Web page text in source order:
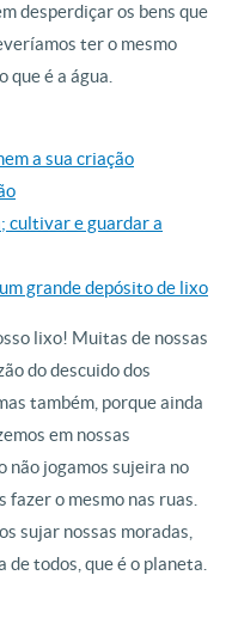
desperdiçar os bens que
ter o mesmo
que é a água.
a sua criação
cultivar e guardar a
grande depósito de lixo
lixo! Muitas de nossas
do descuido dos
também, porque ainda
em nossas
não jogamos sujeira no
fazer o mesmo nas ruas.
sujar nossas moradas,
de todos, que é o planeta.